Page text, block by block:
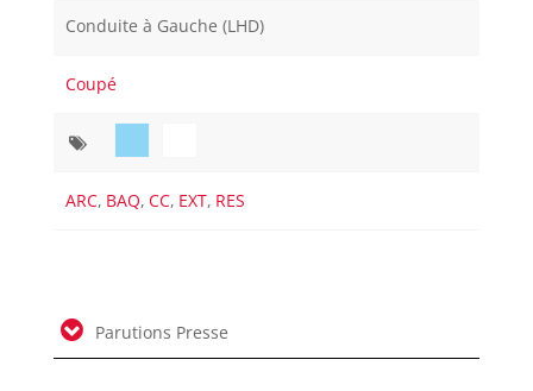
Conduite à Gauche (LHD)
Coupé
ARC, BAQ, CC, EXT, RES
Parutions Presse